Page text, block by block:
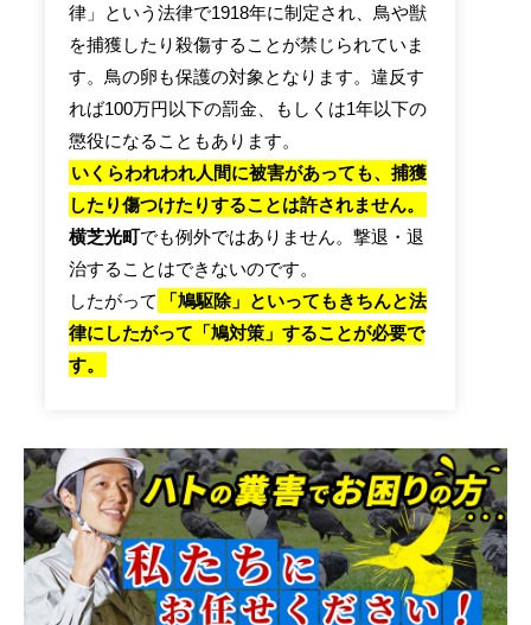
律」という法律で1918年に制定され、鳥や獣
を捕獲したり殺傷することが禁じられていま
す。鳥の卵も保護の対象となります。違反す
れば100万円以下の罰金、もしくは1年以下の
懲役になることもあります。
いくらわれわれ人間に被害があっても、捕獲
したり傷つけたりすることは許されません。
横芝光町でも例外ではありません。撃退・退
治することはできないのです。
したがって
「鳩駆除」といってもきちんと法
律にしたがって「鳩対策」することが必要で
す。